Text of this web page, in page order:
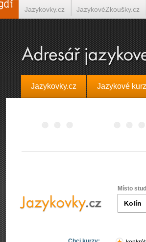
Jazykovky.cz Jazykové
Místo
Jazykovky.cz JazykovéZkoušky.cz
Španělština on-line Italština on-line